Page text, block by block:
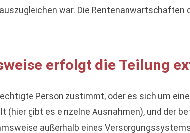
war. Die
erfolgt die Teilung
Person zustimmt, oder es sich um
(hier gibt es einzelne Ausnahmen), und der
außerhalb eines